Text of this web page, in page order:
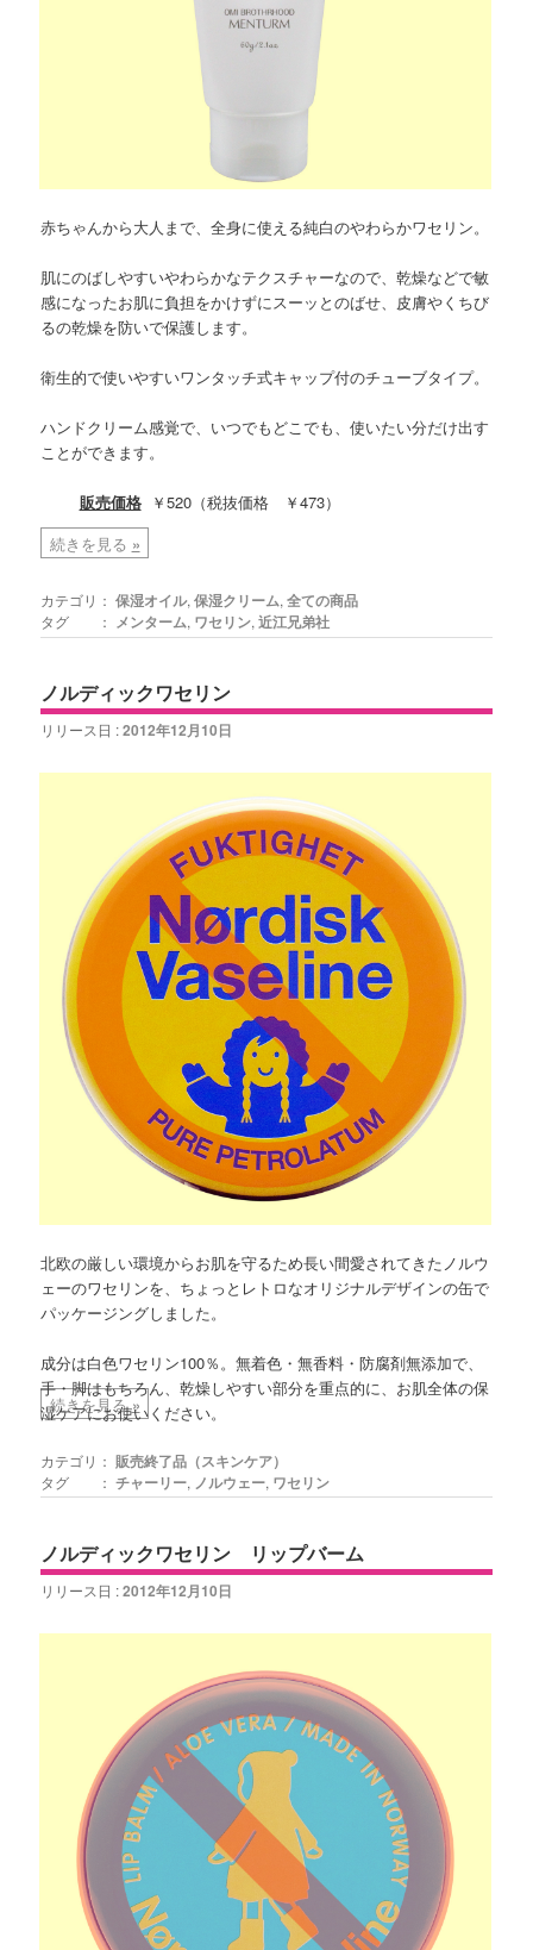
赤ちゃんから大人まで、全身に使える純白のやわらかワセリン。
肌にのばしやすいやわらかなテクスチャーなので、乾燥などで敏
感になったお肌に負担をかけずにスーッとのばせ、皮膚やくちび
るの乾燥を防いで保護します。
衛生的で使いやすいワンタッチ式キャップ付のチューブタイプ。
ハンドクリーム感覚で、いつでもどこでも、使いたい分だけ出す
ことができます。
販売価格￥520（税抜価格 ￥473）
続きを見る »
カテゴリ： 保湿オイル,保湿クリーム,全ての商品
タグ ： メンターム, ワセリン,近江兄弟社
ノルディックワセリン
リリース日 :2012年12月10日
北欧の厳しい環境からお肌を守るため長い間愛されてきたノルウ
ェーのワセリンを、ちょっとレトロなオリジナルデザインの缶で
パッケージングしました。
成分は白色ワセリン100％。無着色・無香料・防腐剤無添加で、
手・脚はもちろん、乾燥しやすい部分を重点的に、お肌全体の保
湿ケアにお使いください。
続きを見る»
カテゴリ： 販売終了品（スキンケア）
タグ ： チャーリー, ノルウェー, ワセリン
ノルディックワセリン リップバーム
リリース日 :2012年12月10日